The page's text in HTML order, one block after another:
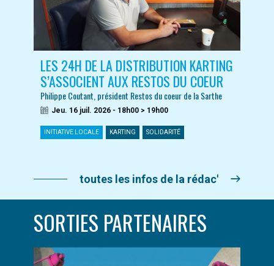
LES 24H DE LA DISTRIBUTION KARTING
S’ASSOCIENT AUX RESTOS DU COEUR
Philippe Coutant, président Restos du coeur de la Sarthe
Jeu. 16 juil. 2026 - 18h00 > 19h00
INITIATIVE LOCALE KARTING SOLIDARITÉ
toutes les infos de la rédac'
SORTIES PARTENAIRES